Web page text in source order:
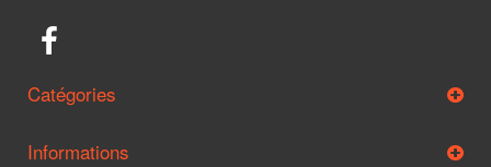
Catégories
Informations